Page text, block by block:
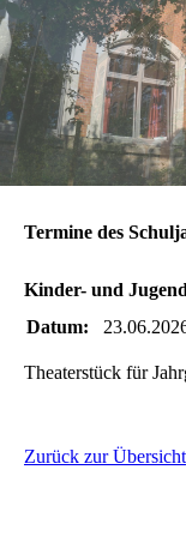
Termine des
Kinder- und
Datum:
Theaterstück für
Zurück zur Übersicht